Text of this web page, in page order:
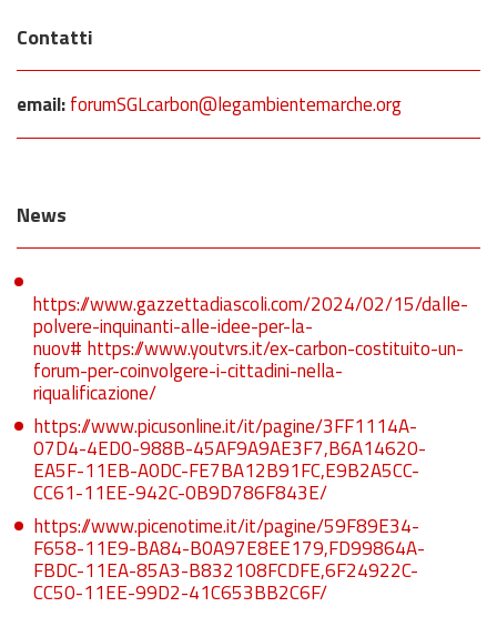
Contatti
email:forumSGLcarbon@legambientemarche.org
News
https://www.gazzettadiascoli.com/2024/02/15/dalle-
polvere-inquinanti-alle-idee-per-la-
nuov# https://www.youtvrs.it/ex-carbon-costituito-un-
forum-per-coinvolgere-i-cittadini-nella-
riqualificazione/
https://www.picusonline.it/it/pagine/3FF1114A-
07D4-4ED0-988B-45AF9A9AE3F7,B6A14620-
EA5F-11EB-A0DC-FE7BA12B91FC,E9B2A5CC-
CC61-11EE-942C-0B9D786F843E/
https://www.picenotime.it/it/pagine/59F89E34-
F658-11E9-BA84-B0A97E8EE179,FD99864A-
FBDC-11EA-85A3-B832108FCDFE,6F24922C-
CC50-11EE-99D2-41C653BB2C6F/